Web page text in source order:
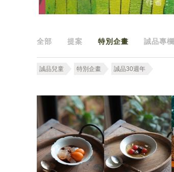
全部 提案 特別企畫 誠品專欄
誠品兒童 特別企畫 誠品30週年